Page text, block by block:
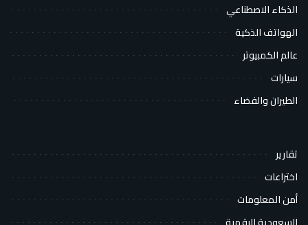
الذكاء الاصطناعي
الهواتف الذكية
عالم الكمبيوتر
سيارات
الطيران والفضاء
تقارير
اختراعات
أمن المعلومات